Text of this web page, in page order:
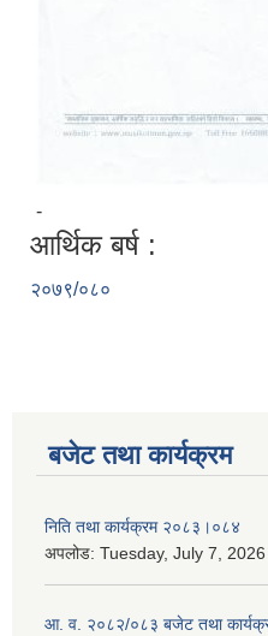
-
आर्थिक बर्ष :
२०७९/०८०
बजेट तथा कार्यक्रम
निति तथा कार्यक्रम २०८३।०८४
अपलोड: Tuesday, July 7,
आ. व. २०८२/०८३ बजेट तथा